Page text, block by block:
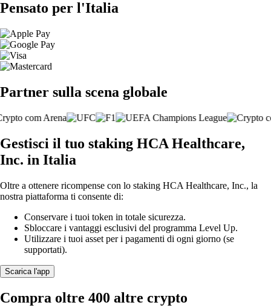
Pensato per l'Italia
Partner sulla scena globale
Gestisci il tuo staking HCA Healthcare,
Inc. in Italia
Oltre a ottenere ricompense con lo staking HCA Healthcare, Inc., la
nostra piattaforma ti consente di:
Conservare i tuoi token in totale sicurezza.
Sbloccare i vantaggi esclusivi del programma Level Up.
Utilizzare i tuoi asset per i pagamenti di ogni giorno (se
supportati).
Scarica l'app
Compra oltre 400 altre crypto